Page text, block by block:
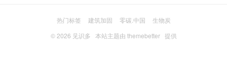
热门标签 建筑加固 零碳.中国
生物炭
© 2026 见识多 本站主题由 themebetter提供